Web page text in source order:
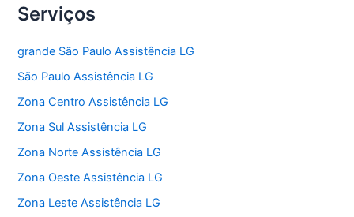
Serviços
grande São Paulo Assistência LG
São Paulo Assistência LG
Zona Centro Assistência LG
Zona Sul Assistência LG
Zona Norte Assistência LG
Zona Oeste Assistência LG
Zona Leste Assistência LG